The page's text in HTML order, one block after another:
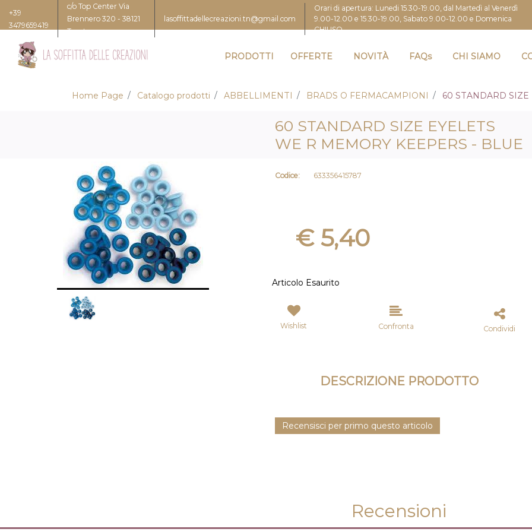
+39
3479659419
c/o Top Center Via
Brennero 320 - 38121
Trento
lasoffittadellecreazioni.tn@gmail.com
Orari di apertura: Lunedi 15.30-19.00, dal Martedì al Venerdì
9.00-12.00 e 15.30-19.00, Sabato 9.00-12.00 e Domenica
CHIUSO
PRODOTTI OFFERTE NOVITÀ FAQs CHI SIAMO
Home Page Catalogo prodotti ABBELLIMENTI BRADS O FERMACAMPIONI 60 STANDARD SIZE
60 STANDARD SIZE EYELETS
WE R MEMORY KEEPERS - BLUE
Codice: 633356415787
€ 5,40
Articolo Esaurito
Wishlist Confronta Condividi
DESCRIZIONE PRODOTTO
Recensisci per primo questo articolo
Recensioni